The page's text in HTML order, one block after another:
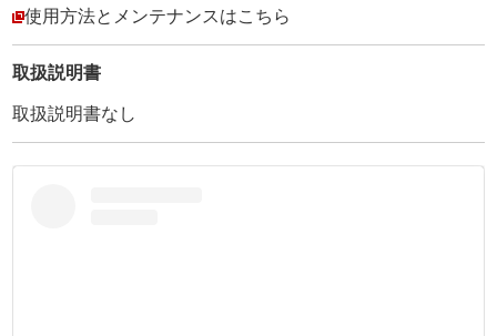
③全体にメッキ加工を施しています。
・
④持ち手部分に、アヤメ加工を施して、滑り止めにしてい
・
（1.8mm厚以上のタンニンなめし革に、必ず水分を含ませ
て使用して下さい。革の厚みが薄かったり、水分を含ませ
使用方法とメンテナンスはこちら
取扱説明書
取扱説明書なし